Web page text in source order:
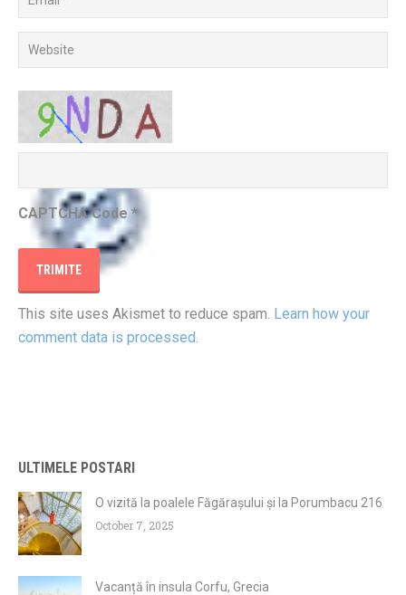
CAPTCHA Code *
This site uses Akismet to reduce spam. Learn how your
comment data is processed
ULTIMELE POSTARI
O vizită la poalele Făgărașului și la Porumbacu 216
October 7, 2025
Vacanță în insula Corfu, Grecia